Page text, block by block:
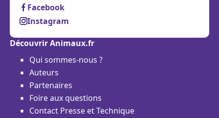
Facebook
Instagram
Découvrir Animaux.fr
Qui sommes-nous ?
Auteurs
Partenaires
Foire aux questions
Contact Presse et Technique